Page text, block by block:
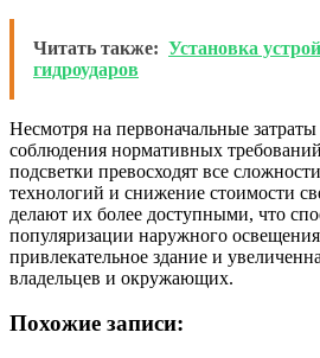
Читать также: Установка
гидроударов
Несмотря на первоначальные
соблюдения нормативных
подсветки превосходят все
технологий и снижение стоимости
делают их более доступными, что
популяризации наружного
привлекательное здание и
владельцев и окружающих.
Похожие записи: